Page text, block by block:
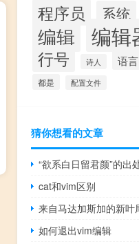
程序员 系统
编辑 编辑
行号 诗人 语言
都是
配置文件
猜你想看的文章
“欲系白日留君颜”的出
cat和vim区别
来自马达加斯加的新叶
如何退出vim编辑